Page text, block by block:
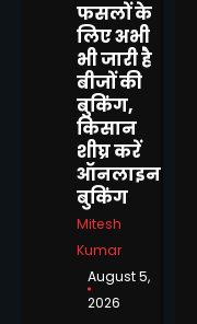
फसलों के
लिए अभी
भी जारी है
बीजों की
बुकिंग,
किसान
शीघ्र करें
ऑनलाइन
बुकिंग
Mitesh
Kumar
August 5,
2026